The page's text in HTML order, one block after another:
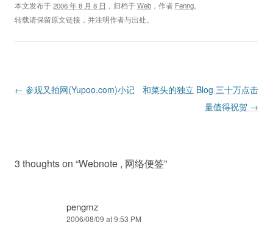
本文发布于2006 年 8 月 8 日 ，归档于Web ，作者 Fenng。
转载请保留原文链接，并注明作者与出处。
Post navigation
← 参观又拍网(Yupoo.com)小记
和菜头的独立 Blog 三十万点击
量值得祝贺 →
3 thoughts on “Webnote , 网络便签”
pengmz
2006/08/09 at 9:53 PM